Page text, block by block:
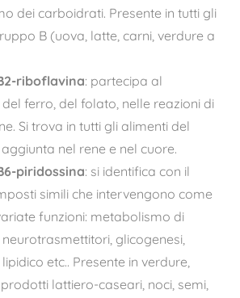
dei carboidrati. Presente in tutti gli
B (uova, latte, carni, verdure a
riboflavina: partecipa al
ferro, del folato, nelle reazioni di
Si trova in tutti gli alimenti del
nel rene e nel cuore.
piridossina: si identifica con il
simili che intervengono come
funzioni: metabolismo di
glicogenesi,
etc.. Presente in verdure,
lattiero-caseari, noci, semi,